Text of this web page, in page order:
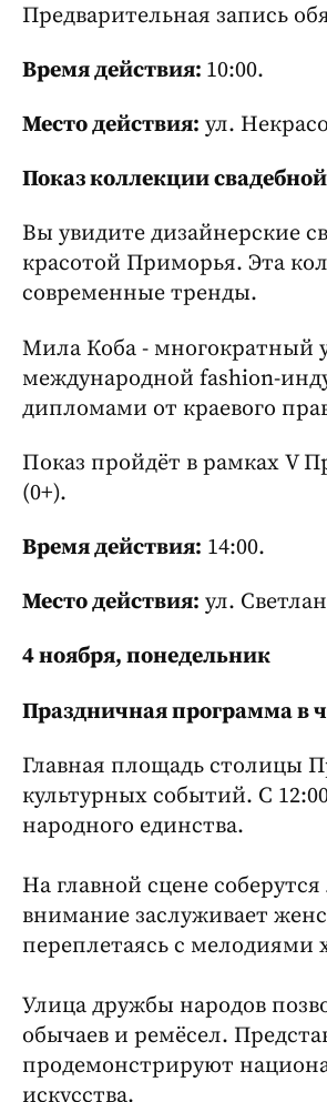
Предварительная запись
Время действия: 10:00.
Место действия: ул.
Показ коллекции
Вы увидите дизайнерские
красотой Приморья. Эта
современные тренды.
Мила Коба - многократный
международной fashion-
дипломами от краевого
Показ пройдёт в рамках V
(0+).
Время действия: 14:00.
Место действия: ул.
4 ноября, понедельник
Праздничная программа в
Главная площадь столицы
культурных событий. С
народного единства.
На главной сцене
внимание заслуживает
переплетаясь с мелодиями
Улица дружбы народов
обычаев и ремёсел.
продемонстрируют
искусства.